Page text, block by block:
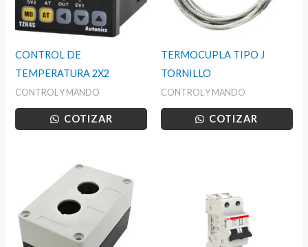
CONTROL DE
TEMPERATURA 2X2
CONTROL Y MANDO
COTIZAR
TERMOCUPLA TIPO J
TORNILLO
CONTROL Y MANDO
COTIZAR